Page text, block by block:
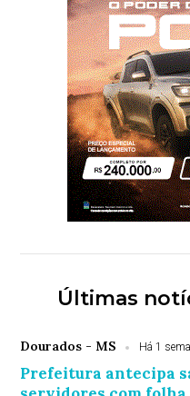
Últimas
Dourados - MS Há 1
Prefeitura antecipa